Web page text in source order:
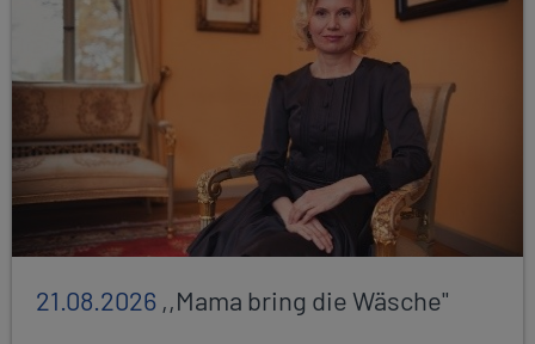
21.08.2026 ,,Mama bring die Wäsche"